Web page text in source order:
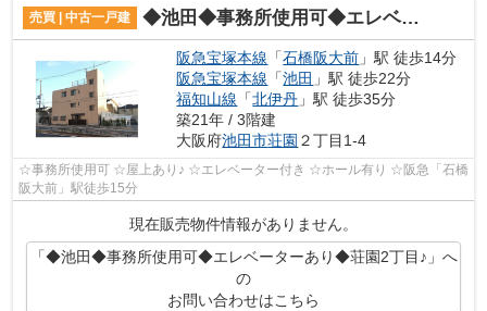
売買 | 中古一戸建 ◆池田◆事務所使用可◆エレベーターあり◆荘園2丁目♪
阪急宝塚本線 「石橋阪大前 」駅 徒歩14分
阪急宝塚本線 「池田 」駅 徒歩22分
福知山線 「北伊丹 」駅 徒歩35分
築21年 / 3階建
大阪府池田市荘園 ２丁目1-4
☆事務所使用可 ☆屋上あり♪ ☆エレベーター付き ☆ホール有り ☆阪急「石橋
阪大前」駅徒歩15分
現在販売物件情報がありません。
「◆池田◆事務所使用可◆エレベーターあり◆荘園2丁目♪」へ
の
お問い合わせはこちら